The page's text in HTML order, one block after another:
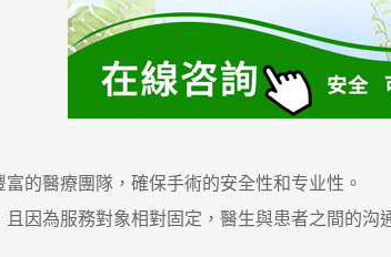
醫療團隊，確保手術的安全性和专业性。
為服務對象相對固定，醫生與患者之間的沟